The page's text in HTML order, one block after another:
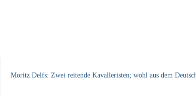
Moritz Delfs: Zwei reitende Kavalleristen; wohl aus dem